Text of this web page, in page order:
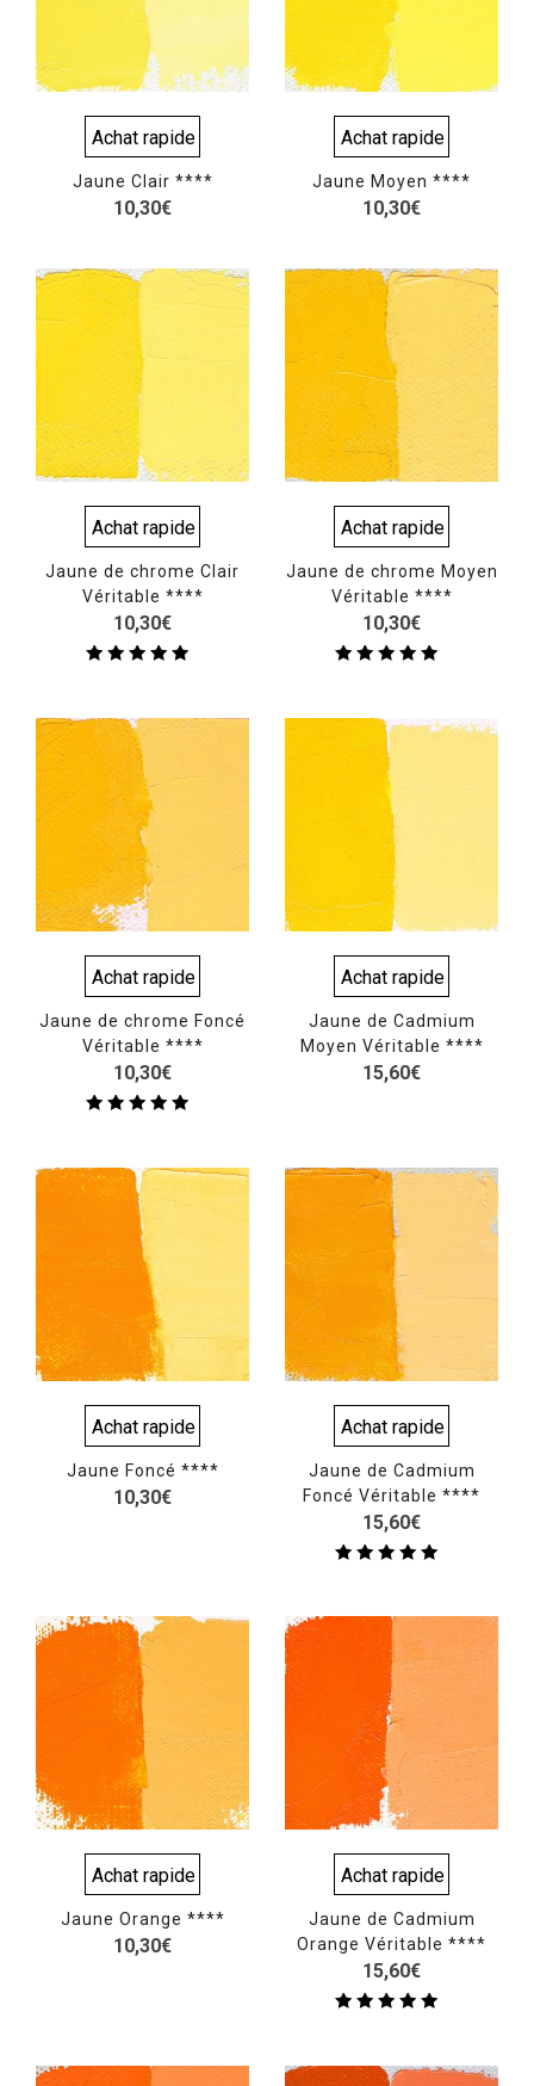
Achat rapide
Jaune Clair ****
10,30€
Achat rapide
Jaune Moyen ****
10,30€
Achat rapide
Jaune de chrome Clair
Véritable ****
10,30€
Achat rapide
Jaune de chrome Moyen
Véritable ****
10,30€
Achat rapide
Jaune de chrome Foncé
Véritable ****
10,30€
Achat rapide
Jaune de Cadmium
Moyen Véritable ****
15,60€
Achat rapide
Jaune Foncé ****
10,30€
Achat rapide
Jaune de Cadmium
Foncé Véritable ****
15,60€
Achat rapide
Jaune Orange ****
10,30€
Achat rapide
Jaune de Cadmium
Orange Véritable ****
15,60€